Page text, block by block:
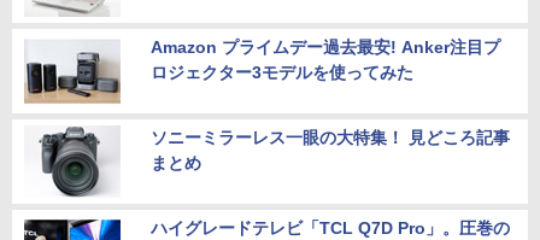
Amazon プライムデー過去最安! Anker注目プ
ロジェクター3モデルを使ってみた
ソニーミラーレス一眼の大特集！ 見どころ記事
まとめ
ハイグレードテレビ「TCL Q7D Pro」。圧巻の